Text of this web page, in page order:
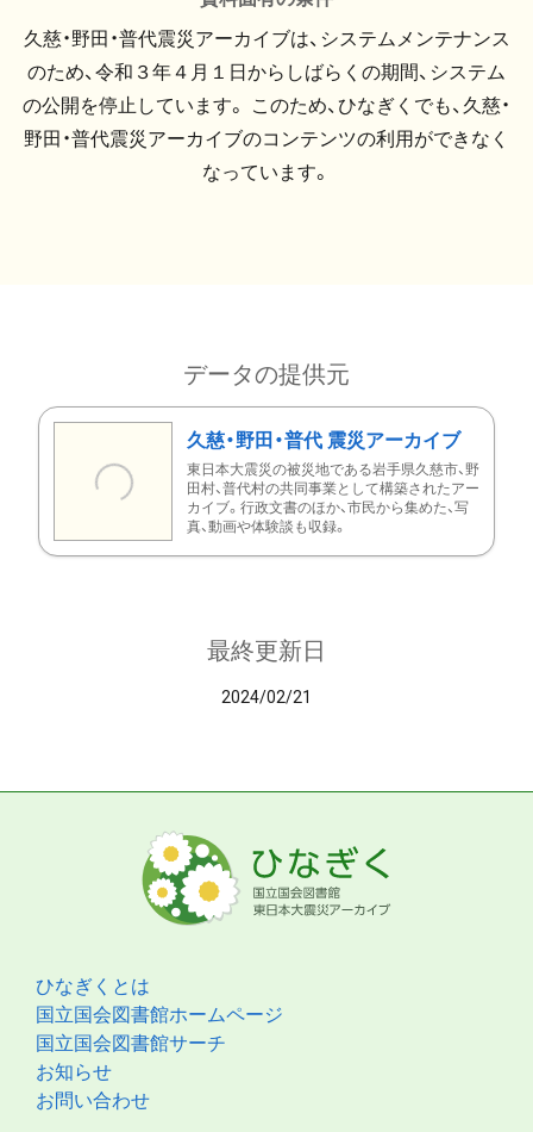
久慈・野田・普代震災アーカイブは、システムメンテナンス
のため、令和３年４月１日からしばらくの期間、システム
の公開を停止しています。 このため、ひなぎくでも、久慈・
野田・普代震災アーカイブのコンテンツの利用ができなく
なっています。
データの提供元
久慈・野田・普代 震災アーカイブ
東日本大震災の被災地である岩手県久慈市、野
田村、普代村の共同事業として構築されたアー
カイブ。行政文書のほか、市民から集めた、写
真、動画や体験談も収録。
最終更新日
2024/02/21
ひなぎくとは
国立国会図書館ホームページ
国立国会図書館サーチ
お知らせ
お問い合わせ